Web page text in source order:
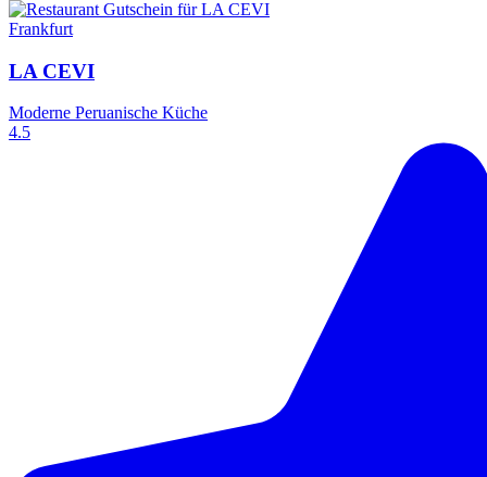
Frankfurt
LA CEVI
Moderne Peruanische Küche
4.5